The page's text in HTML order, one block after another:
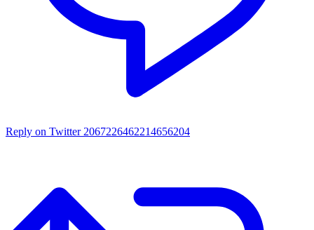
Reply on Twitter 2067226462214656204